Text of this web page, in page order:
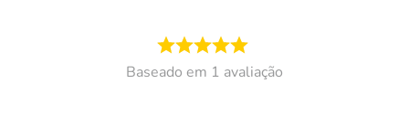
1 avaliação